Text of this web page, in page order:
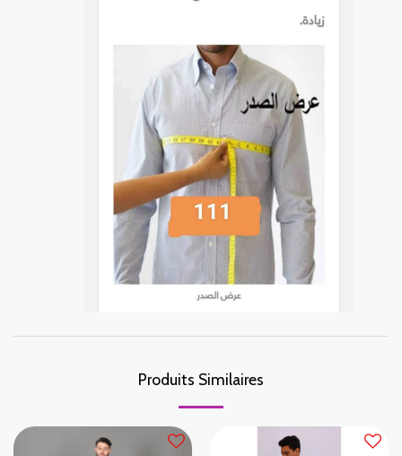
Produits Similaires